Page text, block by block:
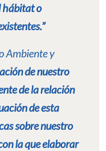
hábitat o
Ambiente y
de nuestro
de la relación
de esta
sobre nuestro
la que elaborar